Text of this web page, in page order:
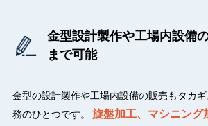
金型設計製作や工場内設備
まで可能
金型の設計製作や工場内設備の販売もタカ
務のひとつです。
旋盤加工、マシニング